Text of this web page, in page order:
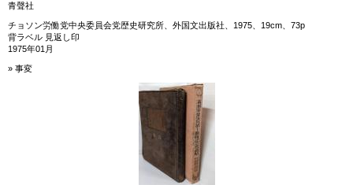
青聲社
チョソン労働党中央委員会党歴史研究所、外国文出版社、1975、19cm、73p
背ラベル 見返し印
1975年01月
» 事変